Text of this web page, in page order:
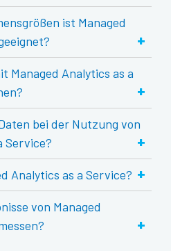
ist Managed
+
Managed Analytics as a
+
bei der Nutzung von
Service?
+
Analytics as a Service? +
von Managed
+